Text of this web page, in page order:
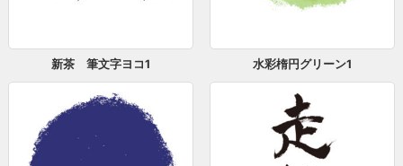
新茶 筆文字ヨコ1 水彩楕円グリーン1